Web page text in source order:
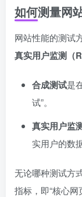
如何测量网
网站性能的测试
真实用户监测（
合成测试是
试”。
真实用户监
实用户的数据
无论哪种测试方
指标，即“核心网